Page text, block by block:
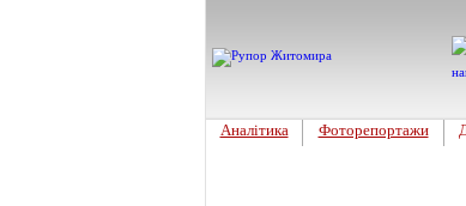
Аналітика Фоторепортажи